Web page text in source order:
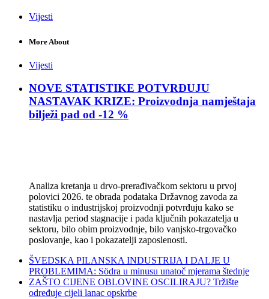
Vijesti
More About
Vijesti
NOVE STATISTIKE POTVRĐUJU
NASTAVAK KRIZE: Proizvodnja namještaja
bilježi pad od -12 %
Analiza kretanja u drvo-prerađivačkom sektoru u prvoj
polovici 2026. te obrada podataka Državnog zavoda za
statistiku o industrijskoj proizvodnji potvrđuju kako se
nastavlja period stagnacije i pada ključnih pokazatelja u
sektoru, bilo obim proizvodnje, bilo vanjsko-trgovačko
poslovanje, kao i pokazatelji zaposlenosti.
ŠVEDSKA PILANSKA INDUSTRIJA I DALJE U
PROBLEMIMA: Södra u minusu unatoč mjerama štednje
ZAŠTO CIJENE OBLOVINE OSCILIRAJU? Tržište
određuje cijeli lanac opskrbe